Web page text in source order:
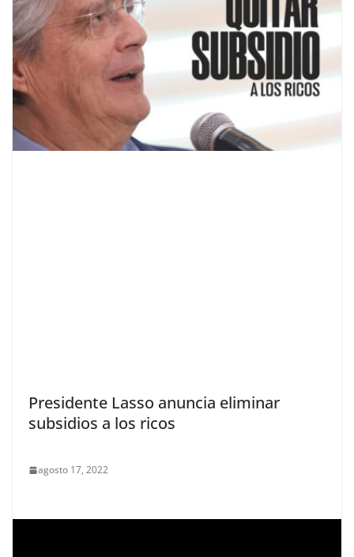
Presidente Lasso anuncia eliminar
subsidios a los ricos
agosto 17, 2022